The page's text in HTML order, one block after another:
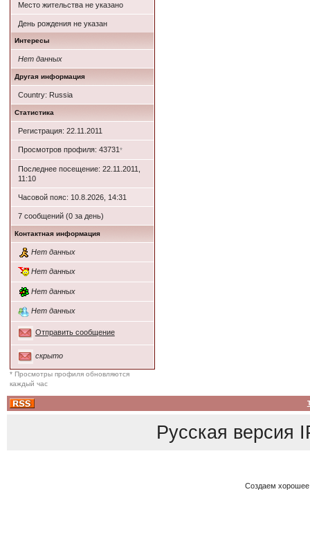
Место жительства не указано
День рождения не указан
Интересы
Нет данных
Другая информация
Country: Russia
Статистика
Регистрация: 22.11.2011
Просмотров профиля: 43731*
Последнее посещение: 22.11.2011,
11:10
Часовой пояс: 10.8.2026, 14:31
7 сообщений (0 за день)
Контактная информация
Нет данных
Нет данных
Нет данных
Нет данных
Отправить сообщение
скрыто
* Просмотры профиля обновляются
каждый час
Русская версия
Создаем